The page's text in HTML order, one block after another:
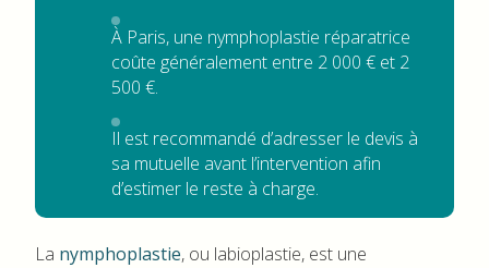
À Paris, une nymphoplastie réparatrice
coûte généralement entre 2 000 € et 2
500 €.
Il est recommandé d’adresser le devis à
sa mutuelle avant l’intervention afin
d’estimer le reste à charge.
La nymphoplastie, ou labioplastie, est une